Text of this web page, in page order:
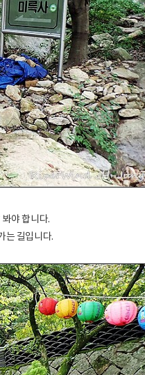
야 합니다.
는 길입니다.